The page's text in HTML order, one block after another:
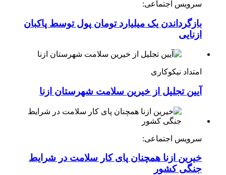
سرویس اجتماعی:
بازگرداندن یک میلیارد تومان پول توسط پاکبان
ازنایی
امتداد نیکوکاری
آیین تجلیل از خیرین سلامت شهرستان ازنا
سرویس اجتماعی:
خیرین ازنا همچنان پای کار سلامت در شرایط
جنگی کشور